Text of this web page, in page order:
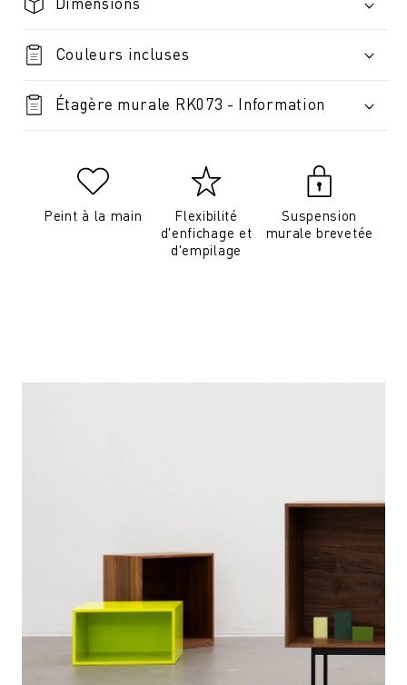
Couleurs incluses
Étagère murale RK073 - Information
Peint à la main
Flexibilité
d'enfichage et
d'empilage
Suspension
murale brevetée